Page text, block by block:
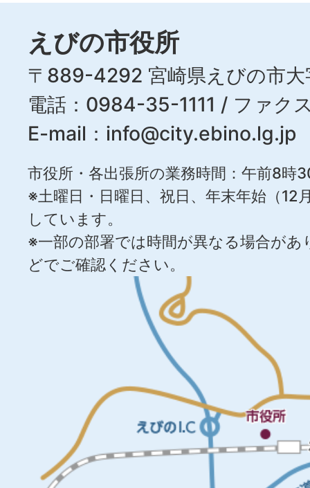
えびの市役所
〒889-4292 宮崎県えびの市大
電話：0984-35-1111 / ファ
E-mail： info@city.ebino.lg.jp
市役所・各出張所の業務時間：午前8時
※土曜日・日曜日、祝日、年末年始（12
しています。
※一部の部署では時間が異なる場合が
どでご確認ください。